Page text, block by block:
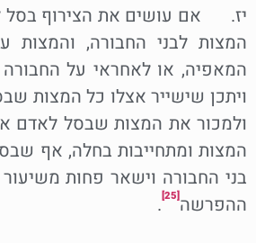
יז. אם עושים את הצירוף בסל
המצות לבני החבורה, והמצות
המאפיה, או לאחראי על
ויתכן שישייר אצלו כל המצות
ולמכור את המצות שבסל לאדם
המצות ומתחייבות בחלה, אף
בני החבורה וישאר פחות
ההפרשה[25]
.